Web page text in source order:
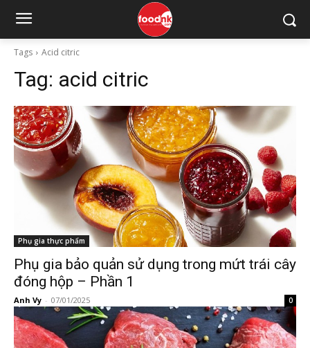
Tags Acid citric
Tag: acid citric
Phụ gia thực phẩm
Phụ gia bảo quản sử dụng trong mứt trái cây
đóng hộp – Phần 1
Anh Vy - 07/01/2025 0